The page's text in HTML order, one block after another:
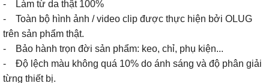
- Làm từ da thật 100%
- Toàn bộ hình ảnh / video clip được thực hiện bởi OLUG
trên sản phẩm thật.
- Bảo hành trọn đời sản phẩm: keo, chỉ, phụ kiện...
- Độ lệch màu không quá 10% do ánh sáng và độ phân giải
từng thiết bị.